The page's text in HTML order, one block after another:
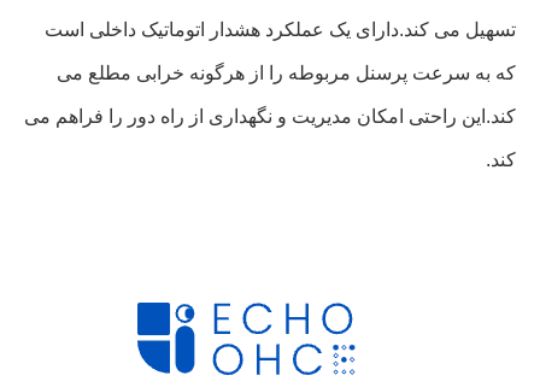
تسهیل می کند.دارای یک عملکرد هشدار اتوماتیک داخلی است
که به سرعت پرسنل مربوطه را از هرگونه خرابی مطلع می
کند.این راحتی امکان مدیریت و نگهداری از راه دور را فراهم می
کند.